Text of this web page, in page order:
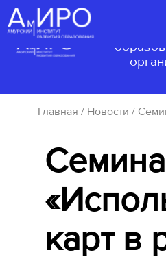
Главная / Новости /
карт в